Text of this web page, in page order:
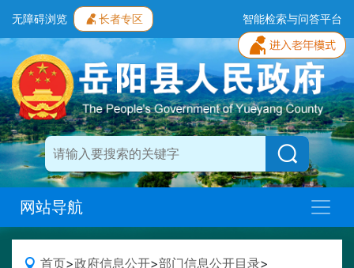
无障碍浏览 长者专区 智能检索与问答平台
网站导航
首页>政府信息公开>部门信息公开目录>